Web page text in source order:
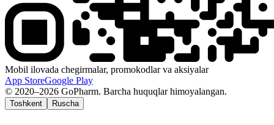
Mobil ilovada chegirmalar, promokodlar va aksiyalar
App StoreGoogle Play
© 2020–2026 GoPharm. Barcha huquqlar himoyalangan.
Toshkent Ruscha